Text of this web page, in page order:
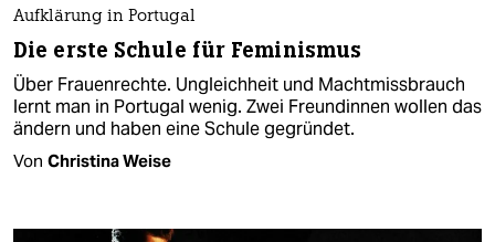
Aufklärung in Portugal
Die erste Schule für Feminismus
Über Frauenrechte. Ungleichheit und Machtmissbrauch
lernt man in Portugal wenig. Zwei Freundinnen wollen das
ändern und haben eine Schule gegründet.
Von Christina Weise